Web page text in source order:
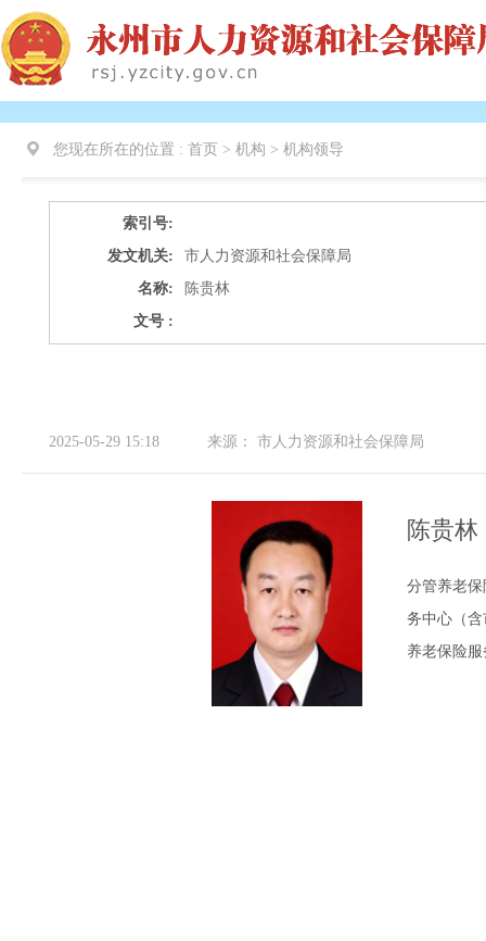
您现在所在的位置 : 首页 > 机构 > 机构领导
索引号:
发文机关:
市人力资源和社会保障局
名称:
陈贵林
文号 :
2025-05-29 15:18 来源： 市人力资源和社会保障局
陈贵林
分管养老
务中心（
养老保险